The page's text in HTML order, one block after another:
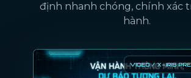
định nhanh chóng, chính xác
hành.